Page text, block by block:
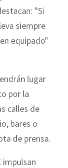
"Si
siempre
equipado"
lugar
por la
calles de
bares o
de prensa.
impulsan